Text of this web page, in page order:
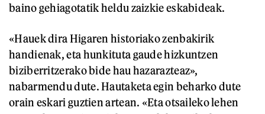
baino gehiagotatik heldu zaizkie eskabideak.
«Hauek dira Higaren historiako zenbakirik
handienak, eta hunkituta gaude hizkuntzen
biziberritzerako bide hau hazarazteaz»,
nabarmendu dute. Hautaketa egin beharko dute
orain eskari guztien artean. «Eta otsaileko lehen